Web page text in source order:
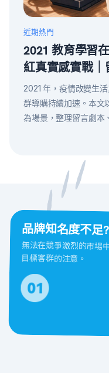
近期熱門
2021 教育學習
紅真實感實戰｜
2021 年，疫情改變生
群導購持續加速。本文
為場景，整理留言劇本
品牌知名度不足?
無法在競爭激烈的市場
目標客群的注意。